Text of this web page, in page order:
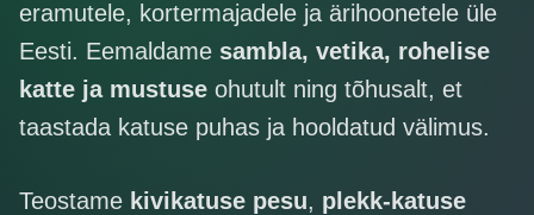
Hinnakiri
Kontakt
eramutele, kortermajadele ja ärihoonetele üle
Eesti. Eemaldame sambla, vetika, rohelise
katte ja mustuse ohutult ning tõhusalt, et
taastada katuse puhas ja hooldatud välimus.
Teostame kivikatuse pesu, plekk-katuse